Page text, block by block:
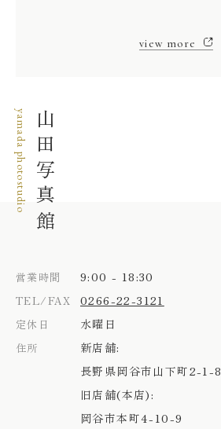
view more
山田写真館
yamada photostudio
営業時間 9:00 - 18:30
TEL/FAX 0266-22-3121
定休日 水曜日
住所
新店舗:
長野県岡谷市山下町2-1-8
旧店舗(本店):
岡谷市本町4-10-9